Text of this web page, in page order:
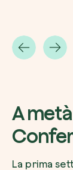
A
La prima